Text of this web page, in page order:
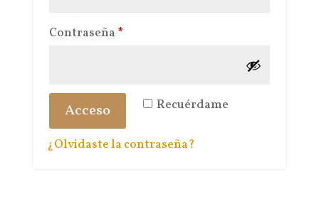
Contraseña *Obligatorio
Recuérdame
Acceso
¿Olvidaste la contraseña?